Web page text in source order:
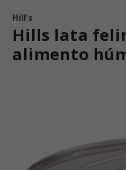
Hill's
Hills lata
alimento